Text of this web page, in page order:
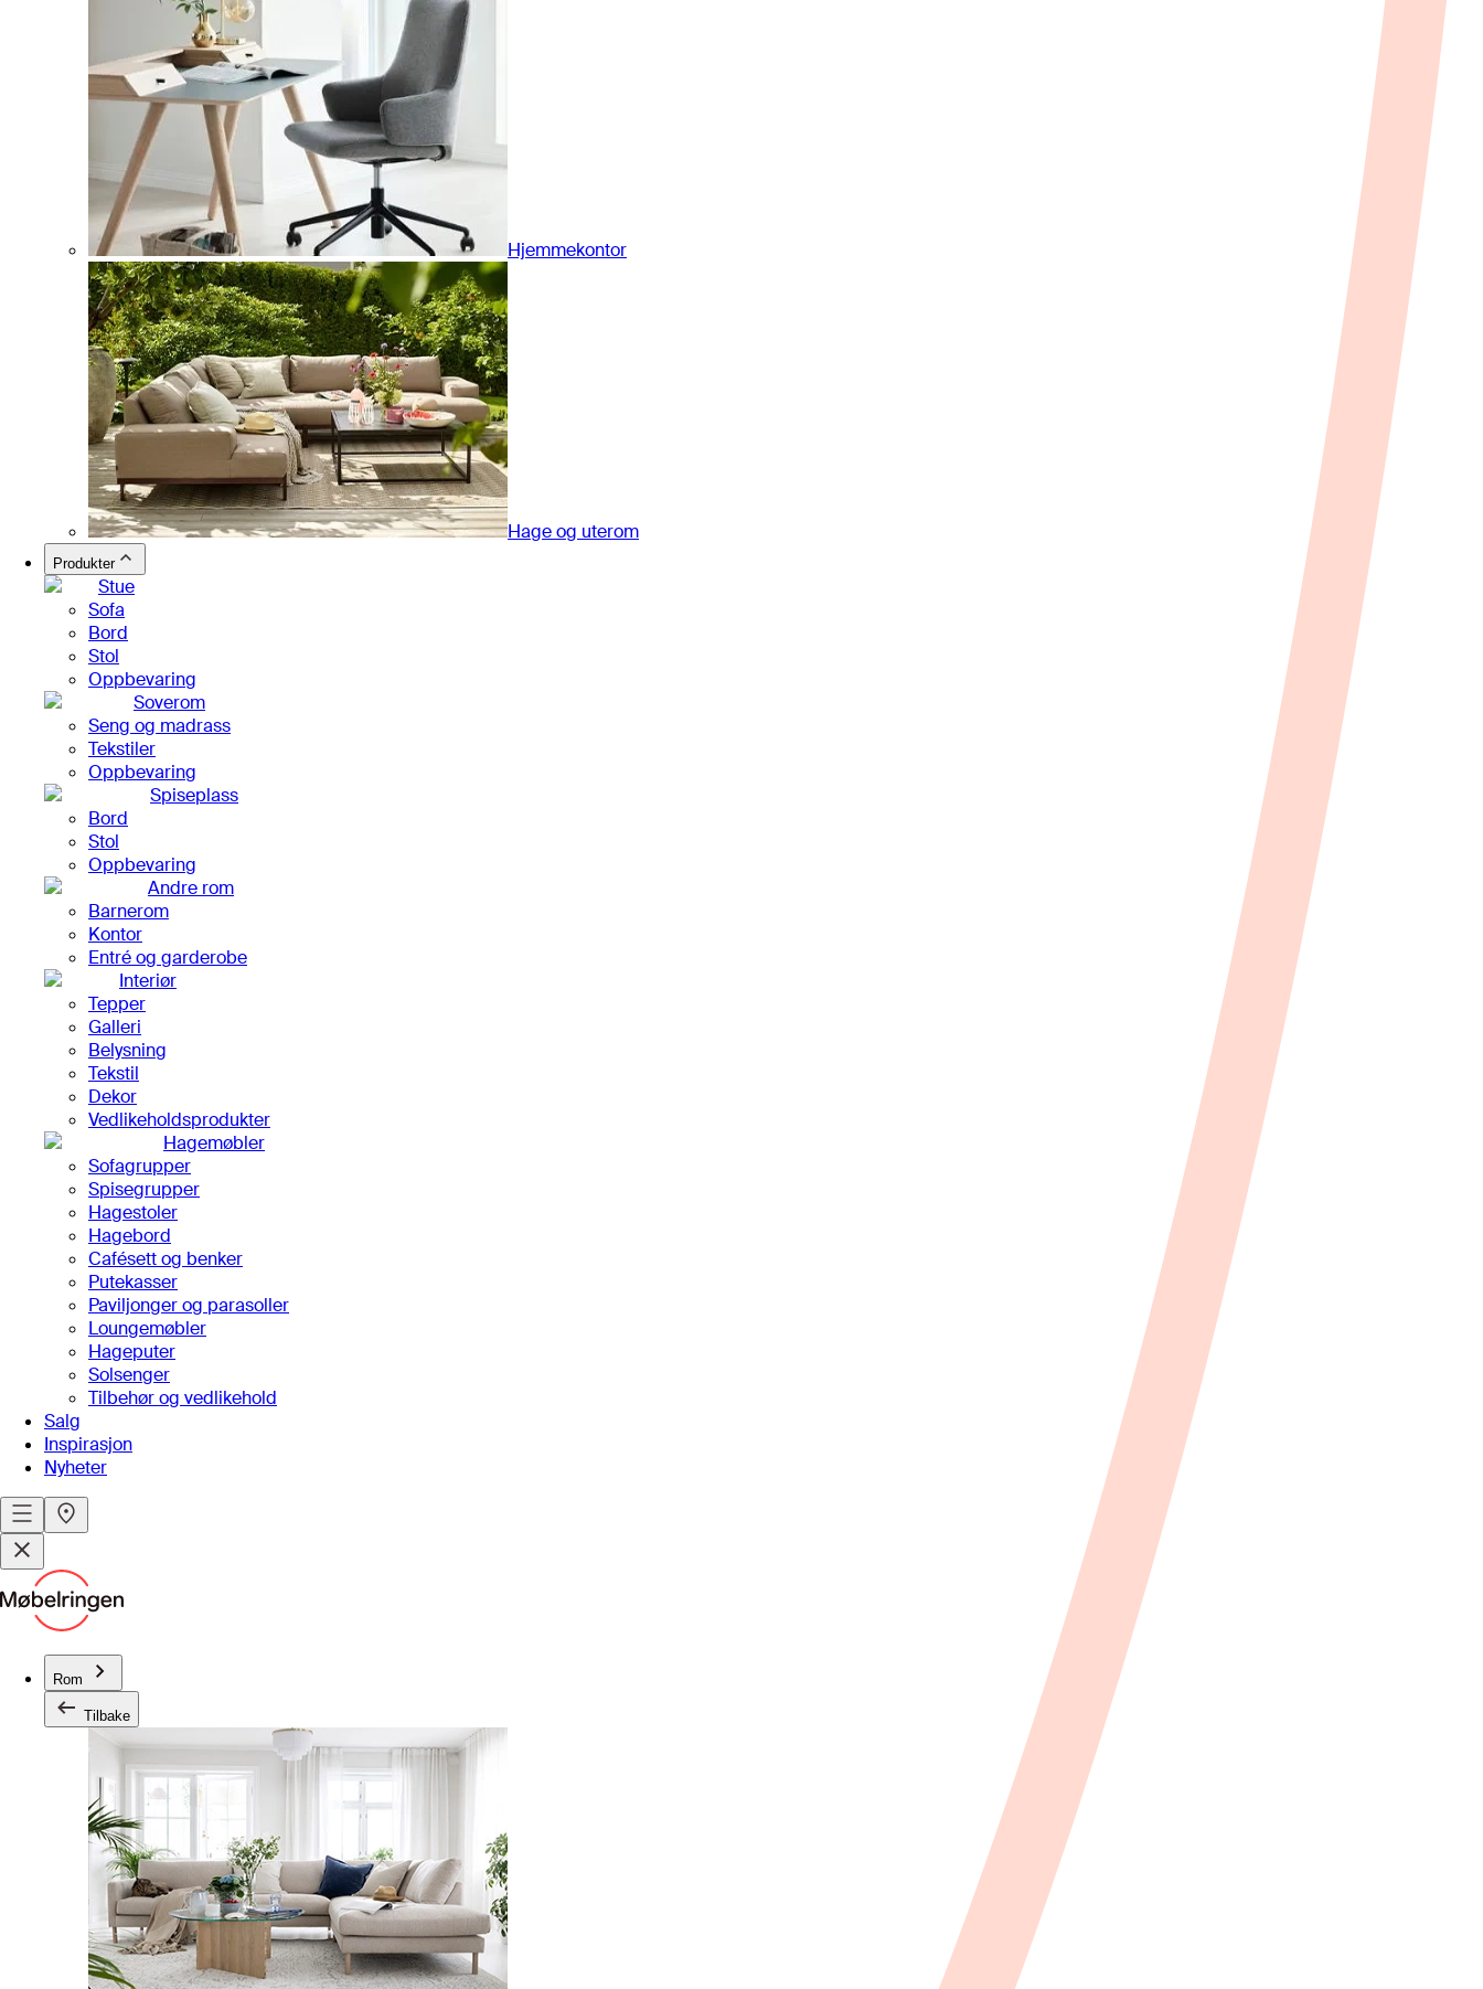
Hjemmekontor
Hage og uterom
Produkter
Stue
Sofa
Bord
Stol
Oppbevaring
Soverom
Seng og madrass
Tekstiler
Oppbevaring
Spiseplass
Bord
Stol
Oppbevaring
Andre rom
Barnerom
Kontor
Entré og garderobe
Interiør
Tepper
Galleri
Belysning
Tekstil
Dekor
Vedlikeholdsprodukter
Hagemøbler
Sofagrupper
Spisegrupper
Hagestoler
Hagebord
Cafésett og benker
Putekasser
Paviljonger og parasoller
Loungemøbler
Hageputer
Solsenger
Tilbehør og vedlikehold
Salg
Inspirasjon
Nyheter
Rom
Tilbake